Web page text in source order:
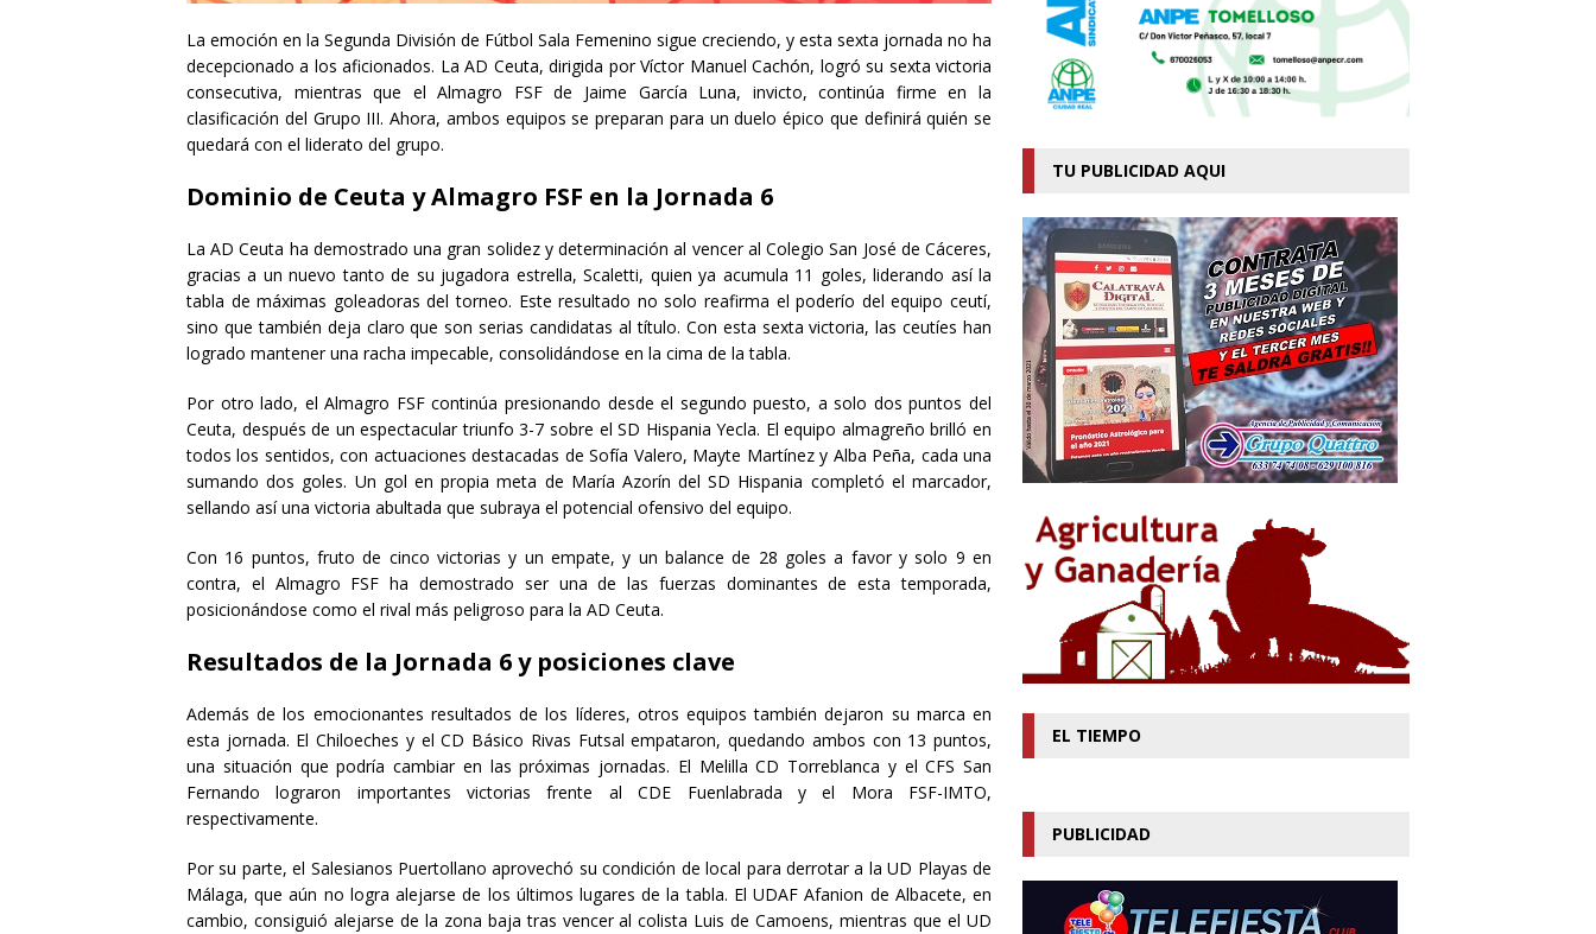
La emoción en la Segunda División de Fútbol Sala Femenino sigue creciendo, y esta sexta jornada no ha
decepcionado a los aficionados. La AD Ceuta, dirigida por Víctor Manuel Cachón, logró su sexta victoria
consecutiva, mientras que el Almagro FSF de Jaime García Luna, invicto, continúa firme en la
clasificación del Grupo III. Ahora, ambos equipos se preparan para un duelo épico que definirá quién se
quedará con el liderato del grupo.
Dominio de Ceuta y Almagro FSF en la Jornada 6
La AD Ceuta ha demostrado una gran solidez y determinación al vencer al Colegio San José de Cáceres,
gracias a un nuevo tanto de su jugadora estrella, Scaletti, quien ya acumula 11 goles, liderando así la
tabla de máximas goleadoras del torneo. Este resultado no solo reafirma el poderío del equipo ceutí,
sino que también deja claro que son serias candidatas al título. Con esta sexta victoria, las ceutíes han
logrado mantener una racha impecable, consolidándose en la cima de la tabla.
Por otro lado, el Almagro FSF continúa presionando desde el segundo puesto, a solo dos puntos del
Ceuta, después de un espectacular triunfo 3-7 sobre el SD Hispania Yecla. El equipo almagreño brilló en
todos los sentidos, con actuaciones destacadas de Sofía Valero, Mayte Martínez y Alba Peña, cada una
sumando dos goles. Un gol en propia meta de María Azorín del SD Hispania completó el marcador,
sellando así una victoria abultada que subraya el potencial ofensivo del equipo.
Con 16 puntos, fruto de cinco victorias y un empate, y un balance de 28 goles a favor y solo 9 en
contra, el Almagro FSF ha demostrado ser una de las fuerzas dominantes de esta temporada,
posicionándose como el rival más peligroso para la AD Ceuta.
Resultados de la Jornada 6 y posiciones clave
Además de los emocionantes resultados de los líderes, otros equipos también dejaron su marca en
esta jornada. El Chiloeches y el CD Básico Rivas Futsal empataron, quedando ambos con 13 puntos,
una situación que podría cambiar en las próximas jornadas. El Melilla CD Torreblanca y el CFS San
Fernando lograron importantes victorias frente al CDE Fuenlabrada y el Mora FSF-IMTO,
respectivamente.
Por su parte, el Salesianos Puertollano aprovechó su condición de local para derrotar a la UD Playas de
Málaga, que aún no logra alejarse de los últimos lugares de la tabla. El UDAF Afanion de Albacete, en
cambio, consiguió alejarse de la zona baja tras vencer al colista Luis de Camoens, mientras que el UD
TU PUBLICIDAD AQUI
EL TIEMPO
PUBLICIDAD